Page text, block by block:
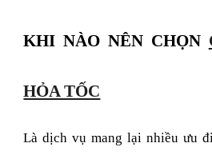
KHI NÀO NÊN CHỌN
HỎA TỐC
Là dịch vụ mang lại nhiều ưu